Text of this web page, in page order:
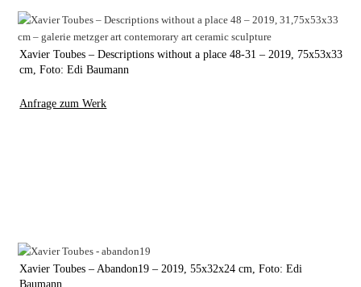
Xavier Toubes – Descriptions without a place 48-31 – 2019, 75x53x33
cm, Foto: Edi Baumann
Anfrage zum Werk
Xavier Toubes – Abandon19 – 2019, 55x32x24 cm, Foto: Edi
Baumann